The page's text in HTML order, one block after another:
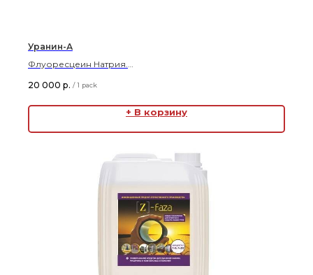
Уранин-А
Флуоресцеин Натрия.
из тепловых сетей.
Цена указана за упаковку 5 кг.
20 000 р. / 1 pack
+ В корзину